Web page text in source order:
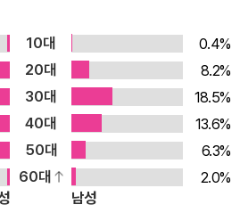
수 있었던 비결은, 바로 ‘시간’이었
프로그래머를 키워낸 기적의 시간 관
는 마이크로소프트를 세계 최고의 소
우뚝 서게 한 전설의 프로그래머다. 우
기본 기능, 즉 더블클릭과 마우스 오
모두 그의 손에서 탄생했다. 누구도
이디어였다. 그가 기초 설계를 맡은
‘인터넷 익스플로러3.0’과 ‘인터넷 익
10대
0.4%
20대
8.2%
30대
18.5%
40대
13.6%
50대
6.3%
60대
2.0%
남성